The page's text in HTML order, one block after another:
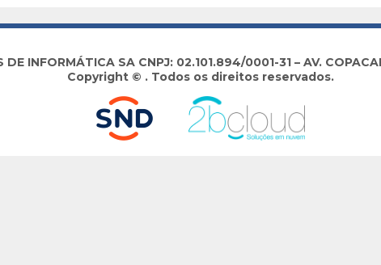
INFORMÁTICA SA CNPJ: 02.101.894/0001-31 – AV.
Copyright © . Todos os direitos reservados.